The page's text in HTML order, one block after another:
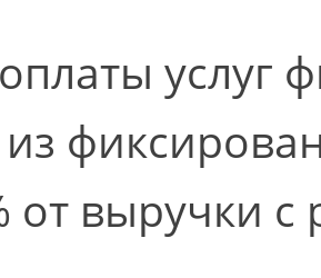
услуг
из
от выручки